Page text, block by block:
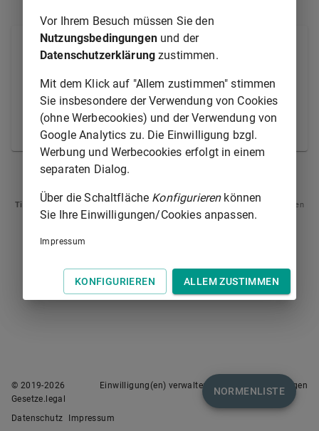
Ist eine Urkunde von einer Partei in der Absicht, ihre
Benutzung dem Gegner zu entziehen, beseitigt oder
zur Benutzung untauglich gemacht, so können die
Behauptungen des Gegners über die Beschaffenheit
und den Inhalt der Urkunde als bewiesen angesehen
werden.
§ 443
Tipp
: Swipen Sie auf dem Bildschirm links oder rechts zur Navigation zwischen
Normen.
NORMENLISTE
© 2019-2026
Gesetze.legal
Einwilligung(en) verwalten Nutzungsbedingungen
Datenschutz Impressum
Vor Ihrem Besuch müssen Sie den
Nutzungsbedingungenund der
Datenschutzerklärung zustimmen.
Mit dem Klick auf "Allem zustimmen" stimmen
Sie insbesondere der Verwendung von Cookies
(ohne Werbecookies) und der Verwendung von
Google Analytics zu. Die Einwilligung bzgl.
Werbung und Werbecookies erfolgt in einem
separaten Dialog.
Über die Schaltfläche Konfigurierenkönnen
Sie Ihre Einwilligungen/Cookies anpassen.
Impressum
KONFIGURIEREN ALLEM ZUSTIMMEN